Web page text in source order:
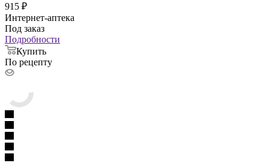
915 ₽
Интернет-аптека
Под заказ
Подробности
Купить
По рецепту